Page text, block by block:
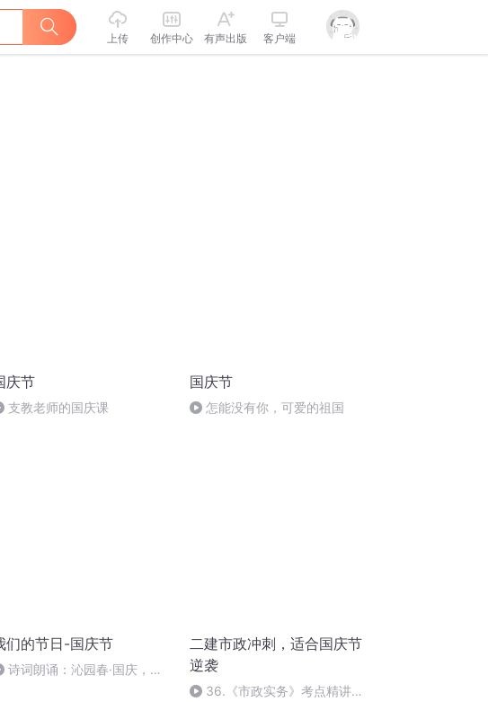
上传 创作中心 有声出版 客户端
庆节
支教老师的国庆课
国庆节
怎能没有你，可爱的祖国
们的节日-国庆节
诗词朗诵：沁园春·国庆，朗
二建市政冲刺，适合国庆节
逆袭
36.《市政实务》考点精讲第